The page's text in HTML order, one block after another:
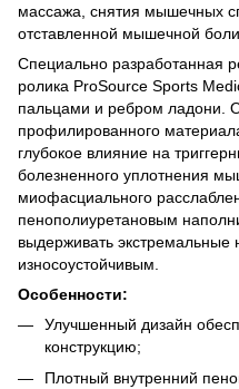
массажа, снятия мышечных
отставленной мышечной боли.
Специально разработанная
ролика ProSource Sports
пальцами и ребром ладони.
профилированного
глубокое влияние на
болезненного уплотнения
миофасциального
пенополиуретановым
выдерживать экстремальные
износоустойчивым.
Особенности:
Улучшенный дизайн
конструкцию;
Плотный внутренний